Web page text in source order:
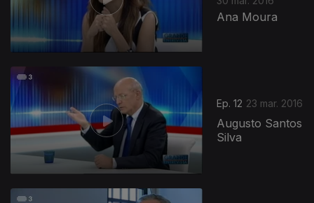
Ana Moura
Ep. 12 23 mar. 2016
Augusto Santos
Silva
227482